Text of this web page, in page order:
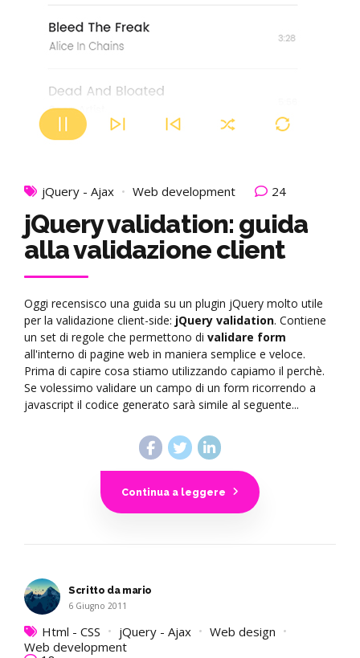
jQuery - Ajax Web development 24
jQuery validation: guida
alla validazione client
Oggi recensisco una guida su un plugin jQuery molto utile
per la validazione client-side: jQuery validation. Contiene
un set di regole che permettono di validare form
all'interno di pagine web in maniera semplice e veloce.
Prima di capire cosa stiamo utilizzando capiamo il perchè.
Se volessimo validare un campo di un form ricorrendo a
javascript il codice generato sarà simile al seguente...
Continua a leggere
Scritto da mario
6 Giugno 2011
Html - CSS jQuery - Ajax
Web design
Web development